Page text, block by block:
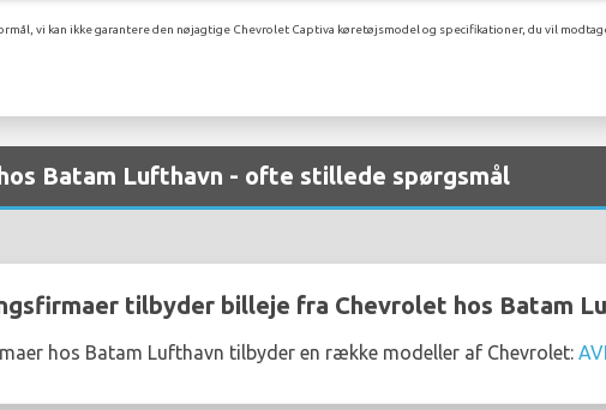
vi kan ikke garantere den nøjagtige Chevrolet Captiva køretøjsmodel og specifikationer, du vil
Batam Lufthavn - ofte stillede spørgsmål
tilbyder billeje fra Chevrolet hos Batam
hos Batam Lufthavn tilbyder en række modeller af Chevrolet: